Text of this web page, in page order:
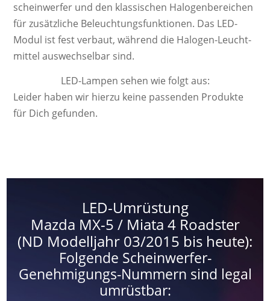
schein­werfer und den klas­sisch­en Ha­lo­gen­be­reich­en
für zu­sätz­liche Be­leucht­ungs­funk­tion­en. Das LED-
Modul ist fest ver­baut, wäh­rend die Ha­lo­gen-Leucht­
mittel aus­wech­sel­bar sind.
LED-Lampen sehen wie folgt aus:
Leider haben wir hierzu keine passenden Produkte
für Dich gefunden.
LED-Umrüstung
Mazda MX-5 / Miata 4 Roadster
(ND Modelljahr 03/2015 bis heute):
Folgende Scheinwerfer-
Genehmigungs-Nummern sind legal
umrüstbar: